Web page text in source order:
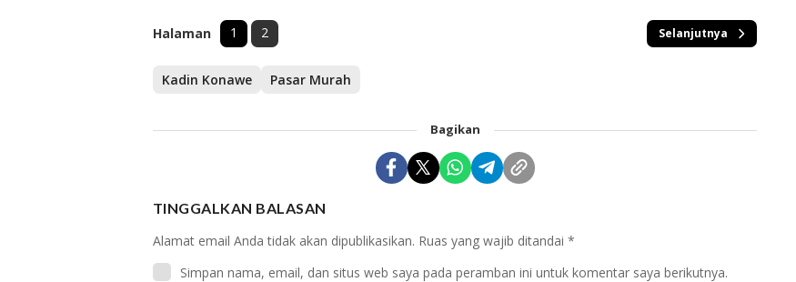
Halaman 1 2 Selanjutnya
Kadin Konawe Pasar Murah
Bagikan
TINGGALKAN BALASAN
Alamat email Anda tidak akan dipublikasikan. Ruas yang wajib ditandai *
Simpan nama, email, dan situs web saya pada peramban ini untuk komentar saya berikutnya.